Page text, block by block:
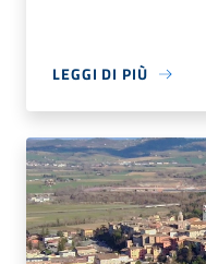
LEGGI DI PIÙ